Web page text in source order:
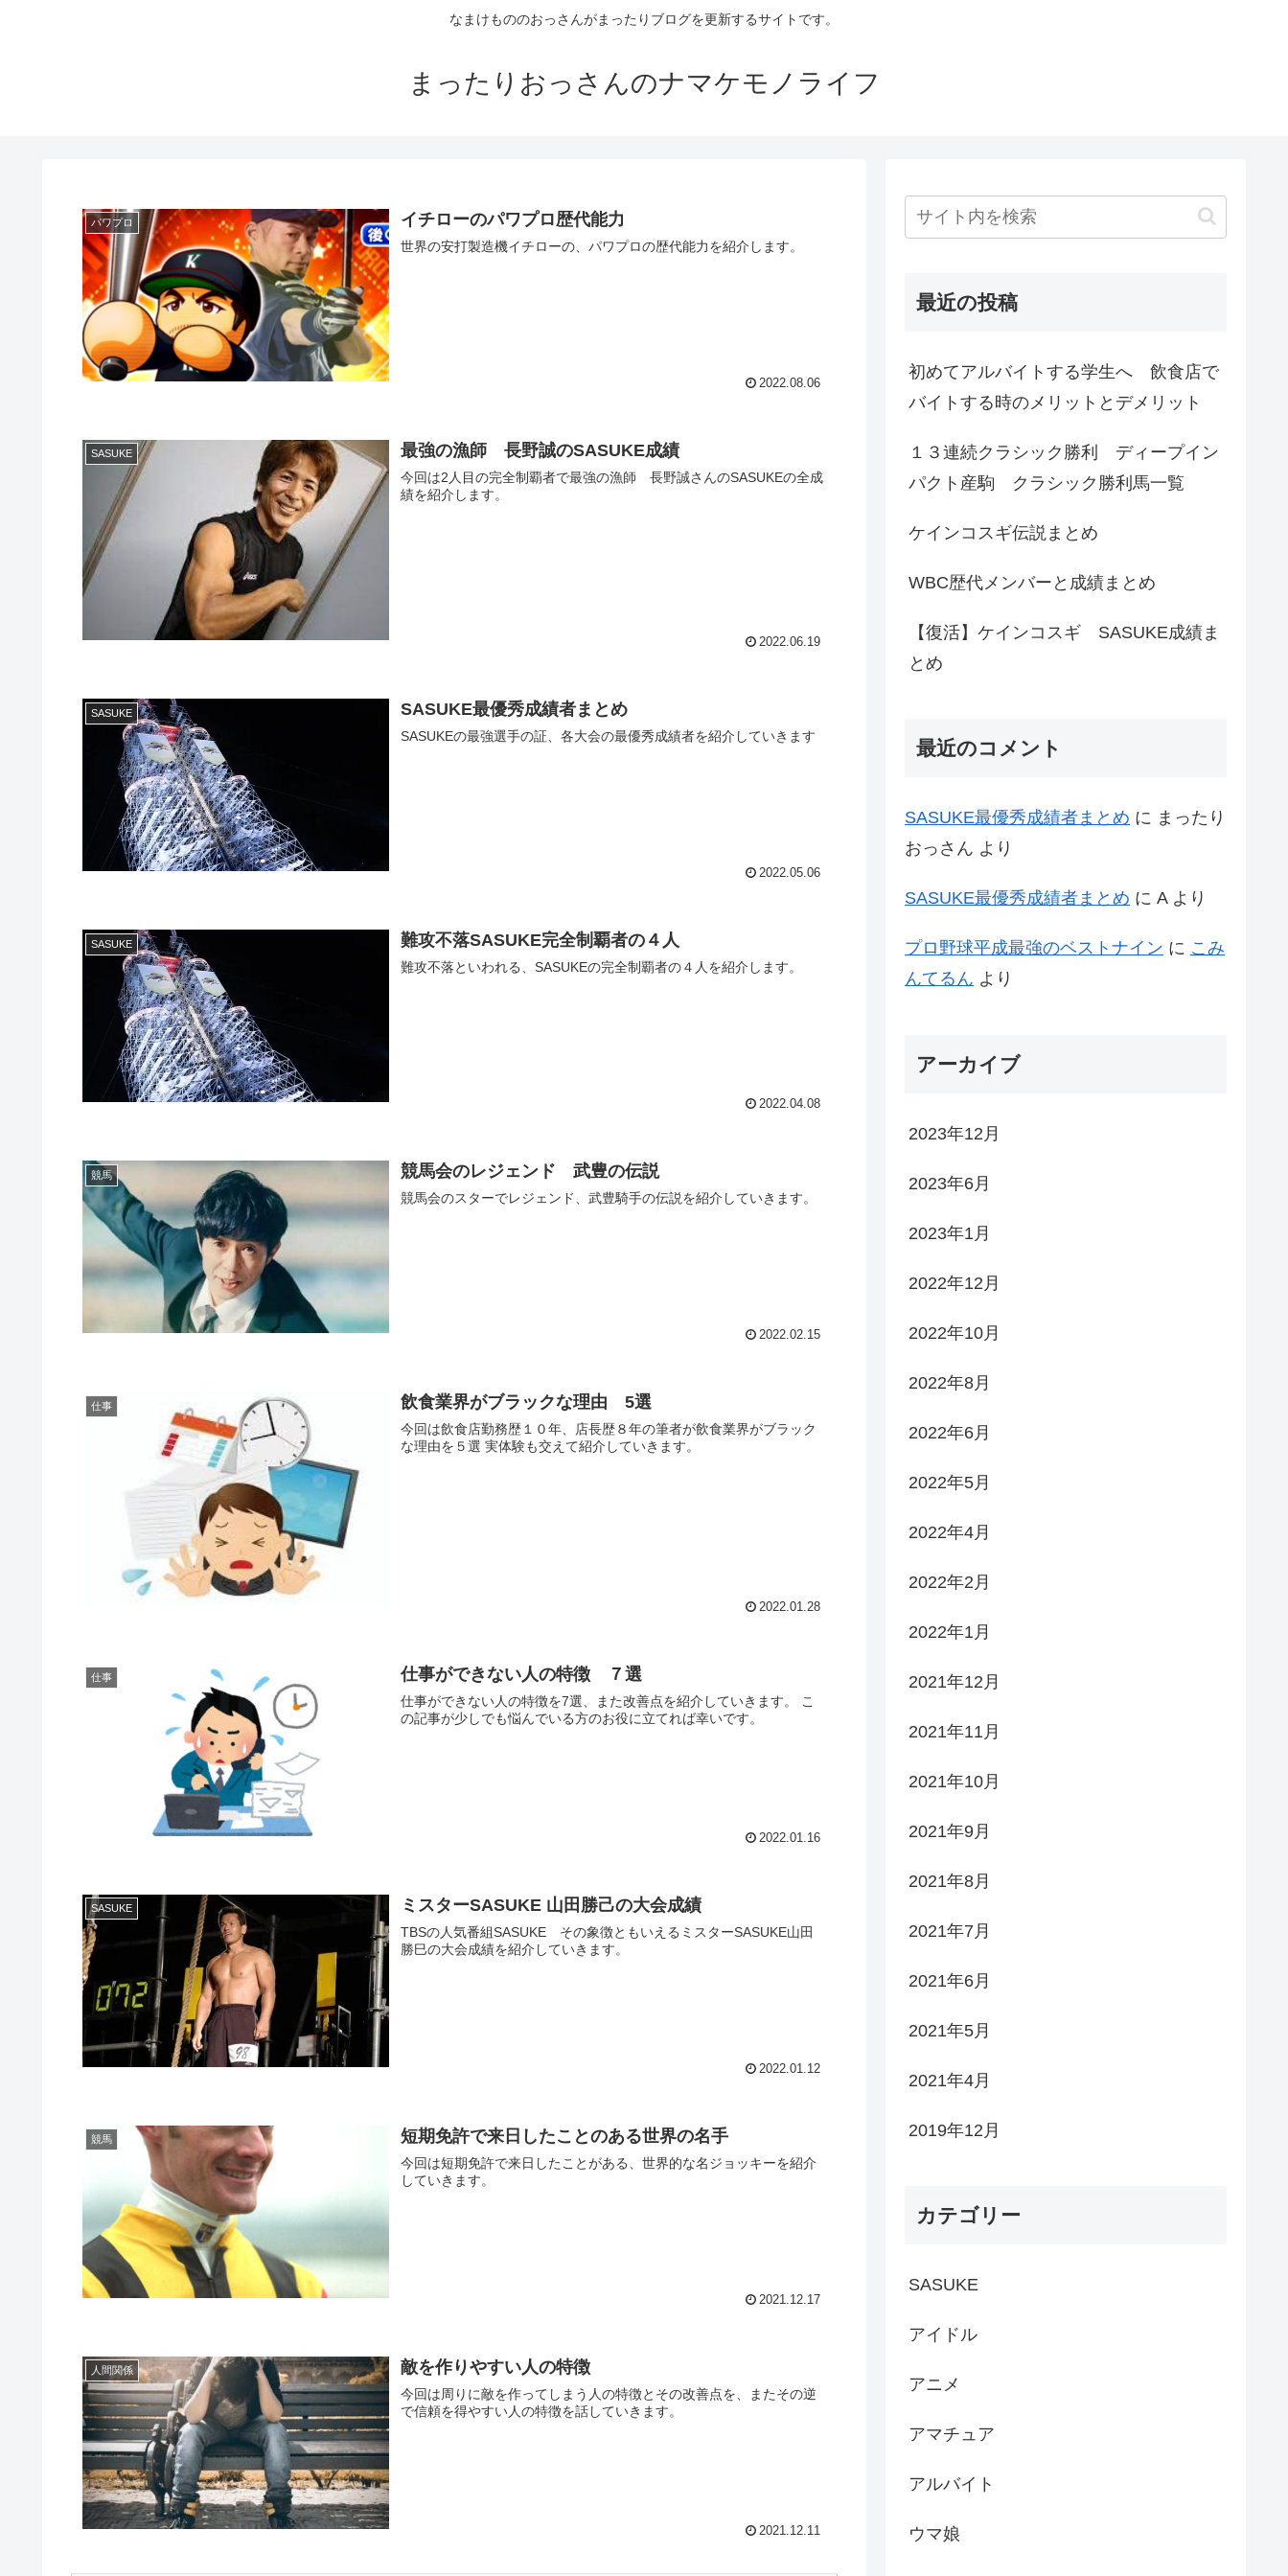
なまけもののおっさんがまったりブログを更新するサイトです。
まったりおっさんのナマケモノライフ
パワプロ イチローのパワプロ歴代能力
世界の安打製造機イチローの、パワプロの歴代能力を紹介します。
2022.08.06
SASUKE 最強の漁師 長野誠のSASUKE成績
今回は2人目の完全制覇者で最強の漁師 長野誠さんのSASUKEの全成
績を紹介します。
2022.06.19
SASUKE SASUKE最優秀成績者まとめ
SASUKEの最強選手の証、各大会の最優秀成績者を紹介していきます
2022.05.06
SASUKE 難攻不落SASUKE完全制覇者の４人
難攻不落といわれる、SASUKEの完全制覇者の４人を紹介します。
2022.04.08
競馬 競馬会のレジェンド 武豊の伝説
競馬会のスターでレジェンド、武豊騎手の伝説を紹介していきます。
2022.02.15
仕事 飲食業界がブラックな理由 5選
今回は飲食店勤務歴１０年、店長歴８年の筆者が飲食業界がブラック
な理由を５選 実体験も交えて紹介していきます。
2022.01.28
仕事 仕事ができない人の特徴 ７選
仕事ができない人の特徴を7選、また改善点を紹介していきます。 こ
の記事が少しでも悩んでいる方のお役に立てれば幸いです。
2022.01.16
SASUKE ミスターSASUKE 山田勝己の大会成績
TBSの人気番組SASUKE その象徴ともいえるミスターSASUKE山田
勝巳の大会成績を紹介していきます。
2022.01.12
競馬 短期免許で来日したことのある世界の名手
今回は短期免許で来日したことがある、世界的な名ジョッキーを紹介
していきます。
2021.12.17
人間関係 敵を作りやすい人の特徴
今回は周りに敵を作ってしまう人の特徴とその改善点を、またその逆
で信頼を得やすい人の特徴を話していきます。
2021.12.11
最近の投稿
初めてアルバイトする学生へ 飲食店で
バイトする時のメリットとデメリット
１３連続クラシック勝利 ディープイン
パクト産駒 クラシック勝利馬一覧
ケインコスギ伝説まとめ
WBC歴代メンバーと成績まとめ
【復活】ケインコスギ SASUKE成績ま
とめ
最近のコメント
SASUKE最優秀成績者まとめ に まったり
おっさん より
SASUKE最優秀成績者まとめ に Aより
プロ野球平成最強のベストナイン に こみ
んてるん より
アーカイブ
2023年12月
2023年6月
2023年1月
2022年12月
2022年10月
2022年8月
2022年6月
2022年5月
2022年4月
2022年2月
2022年1月
2021年12月
2021年11月
2021年10月
2021年9月
2021年8月
2021年7月
2021年6月
2021年5月
2021年4月
2019年12月
カテゴリー
SASUKE
アイドル
アニメ
アマチュア
アルバイト
ウマ娘